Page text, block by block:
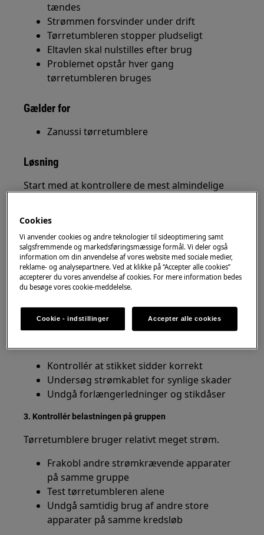
tændes
Strømmen forsvinder under drift
Tørretumbleren stopper pludseligt
Eltavlen skal nulstilles efter brug
Problemet opstår hver gang
tørretumbleren bruges
Gælder for
Zanussi tørretumblere
Løsning
Start med at kontrollere de mest almindelige
1. Stop brugen af tørretumbleren
Hvis sikringen springer flere gange:
Afbryd strømmen til tørretumbleren
Undgå at starte den igen og igen
Det kan hjælpe med at finde årsagen.
Kontrollér at stikket sidder korrekt
Undersøg strømkablet for synlige skader
Undgå forlængerledninger og stikdåser
3. Kontrollér belastningen på gruppen
Tørretumblere bruger relativt meget strøm.
Frakobl andre strømkrævende apparater
på samme gruppe
Test tørretumbleren alene
Undgå samtidig brug af andre store
apparater på samme kredsløb
Cookies
Vi anvender cookies og andre teknologier til sideoptimering samt
salgsfremmende og markedsføringsmæssige formål. Vi deler også
information om din anvendelse af vores website med sociale medier,
reklame- og analysepartnere. Ved at klikke på “Accepter alle cookies”
accepterer du vores anvendelse af cookies. For mere information bedes
du besøge vores cookie-meddelelse.
Cookie - indstillinger Accepter alle cookies